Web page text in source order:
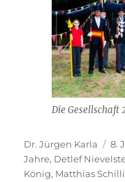
Die Gesellschaft
Autor
Dr. Jürgen Karla
am
8.
Jahre, Detlef
König, Matthias